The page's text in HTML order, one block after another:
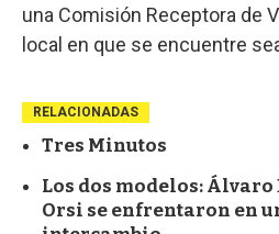
una Comisión Receptora de
local en que se encuentre
RELACIONADAS
Tres Minutos
Los dos modelos:
Orsi se enfrentaron en